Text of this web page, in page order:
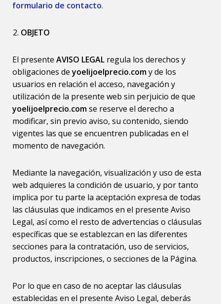
formulario de contacto.
OBJETO
El presente AVISO LEGAL regula los derechos y
obligaciones deyoelijoelprecio.comy de los
usuarios en relación el acceso, navegación y
utilización de la presente web sin perjuicio de que
yoelijoelprecio.comse reserve el derecho a
modificar, sin previo aviso, su contenido, siendo
vigentes las que se encuentren publicadas en el
momento de navegación.
Mediante la navegación, visualización y uso de esta
web adquieres la condición de usuario, y por tanto
implica por tu parte la aceptación expresa de todas
las cláusulas que indicamos en el presente Aviso
Legal, así como el resto de advertencias o cláusulas
específicas que se establezcan en las diferentes
secciones para la contratación, uso de servicios,
productos, inscripciones, o secciones de la Página.
Por lo que en caso de no aceptar las cláusulas
establecidas en el presente Aviso Legal, deberás